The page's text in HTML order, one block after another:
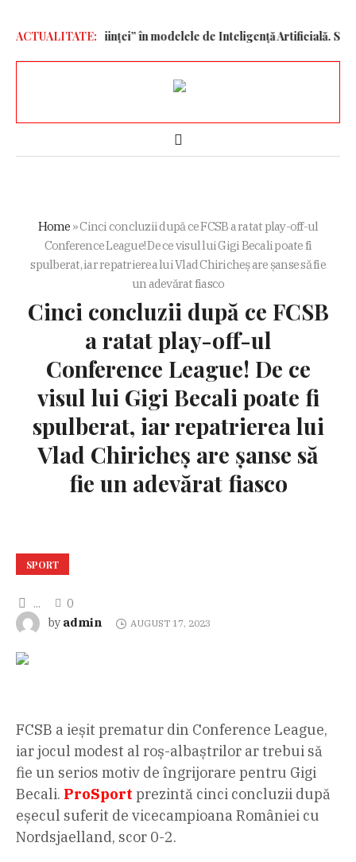
ACTUALITATE:
al conștiinței” în modelele de Inteligență Artificială.
Home »Cinci concluzii după ce FCSB a ratat play-off-ul
Conference League! De ce visul lui Gigi Becali poate fi
spulberat, iar repatrierea lui Vlad Chiricheș are șanse să fie
un adevărat fiasco
Cinci concluzii după ce FCSB
a ratat play-off-ul
Conference League! De ce
visul lui Gigi Becali poate fi
spulberat, iar repatrierea lui
Vlad Chiricheș are șanse să
fie un adevărat fiasco
SPORT
...
0
by admin AUGUST 17, 2023
FCSB a ieșit prematur din Conference League,
iar jocul modest al roș-albaștrilor ar trebui să
fie un serios motiv de îngrijorare pentru Gigi
Becali. ProSport prezintă cinci concluzii după
eșecul suferit de vicecampioana României cu
Nordsjaelland, scor 0-2.